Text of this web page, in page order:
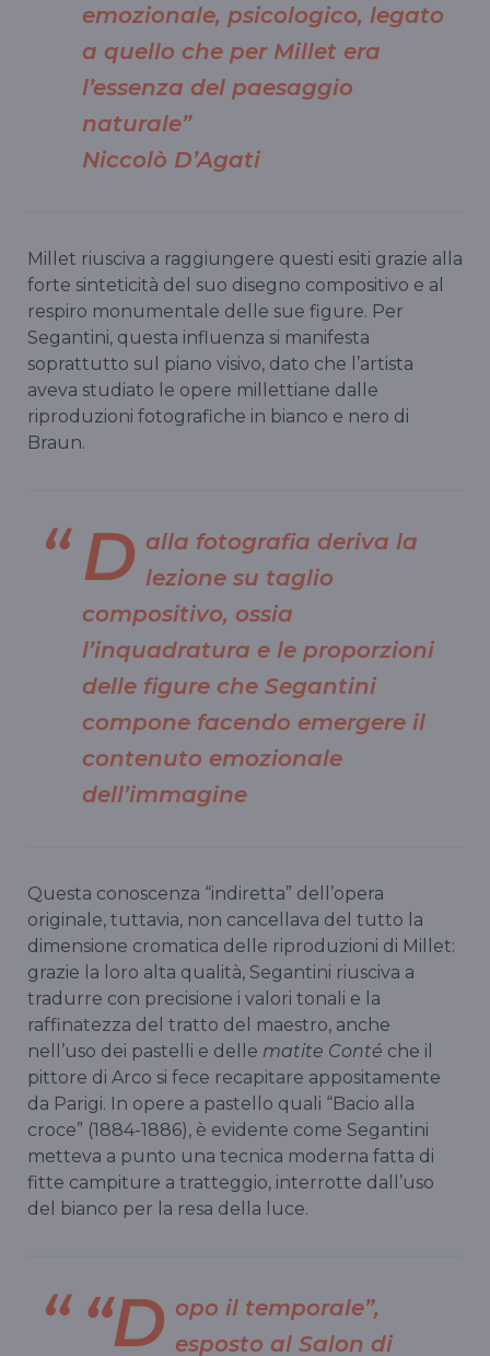
emozionale, psicologico, legato
a quello che per Millet era
l’essenza del paesaggio
naturale”
Niccolò D’Agati
Millet riusciva a raggiungere questi esiti grazie alla
forte sinteticità del suo disegno compositivo e al
respiro monumentale delle sue figure. Per
Segantini, questa influenza si manifesta
soprattutto sul piano visivo, dato che l’artista
aveva studiato le opere millettiane dalle
riproduzioni fotografiche in bianco e nero di
Braun.
D alla fotografia deriva la
lezione su taglio
compositivo, ossia
l’inquadratura e le proporzioni
delle figure che Segantini
compone facendo emergere il
contenuto emozionale
dell’immagine
Questa conoscenza “indiretta” dell’opera
originale, tuttavia, non cancellava del tutto la
dimensione cromatica delle riproduzioni di Millet:
grazie la loro alta qualità, Segantini riusciva a
tradurre con precisione i valori tonali e la
raffinatezza del tratto del maestro, anche
nell’uso dei pastelli e delle matite Conté che il
pittore di Arco si fece recapitare appositamente
da Parigi. In opere a pastello quali “Bacio alla
croce” (1884-1886), è evidente come Segantini
metteva a punto una tecnica moderna fatta di
fitte campiture a tratteggio, interrotte dall’uso
del bianco per la resa della luce.
“D opo il temporale”,
esposto al Salon di